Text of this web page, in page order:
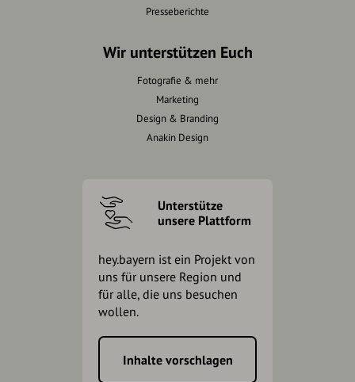
Presseberichte
Wir unterstützen Euch
Fotografie & mehr
Marketing
Design & Branding
Anakin Design
Unterstütze
unsere Plattform
hey.bayern ist ein Projekt von
uns für unsere Region und
für alle, die uns besuchen
wollen.
Inhalte vorschlagen